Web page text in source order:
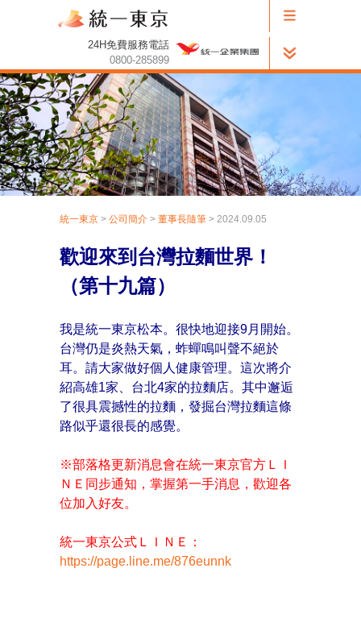
24H免費服務電話
0800-285899
統一東京 > 公司簡介 > 董事長隨筆 > 2024.09.05
歡迎來到台灣拉麵世界！
（第十九篇）
我是統一東京松本。很快地迎接9月開始。
台灣仍是炎熱天氣，蚱蟬鳴叫聲不絕於
耳。請大家做好個人健康管理。這次將介
紹高雄1家、台北4家的拉麵店。 其中邂逅
了很具震撼性的拉麵，發掘台灣拉麵這條
路似乎還很長的感覺。
※部落格更新消息會在統一東京官方ＬＩ
ＮＥ同步通知，掌握第一手消息，歡迎各
位加入好友。
統一東京公式ＬＩＮＥ：
https://page.line.me/876eunnk